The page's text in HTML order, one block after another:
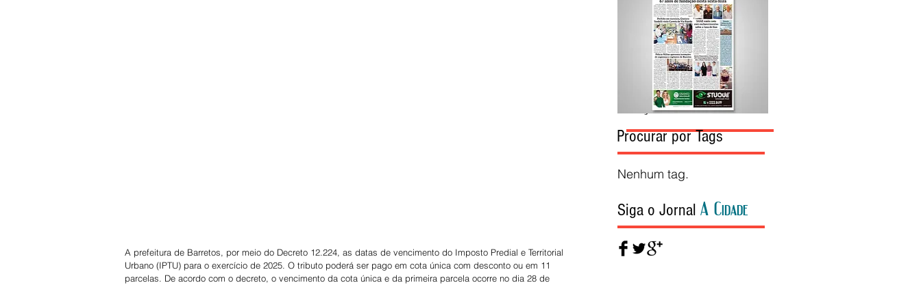
A prefeitura de Barretos, por meio do Decreto 12.224, as datas de vencimento do Imposto Predial e Territorial
Urbano (IPTU) para o exercício de 2025. O tributo poderá ser pago em cota única com desconto ou em 11
parcelas. De acordo com o decreto, o vencimento da cota única e da primeira parcela ocorre no dia 28 de
Edição da Semana
Procurar por Tags
Nenhum tag.
Siga o Jornal A Cidade